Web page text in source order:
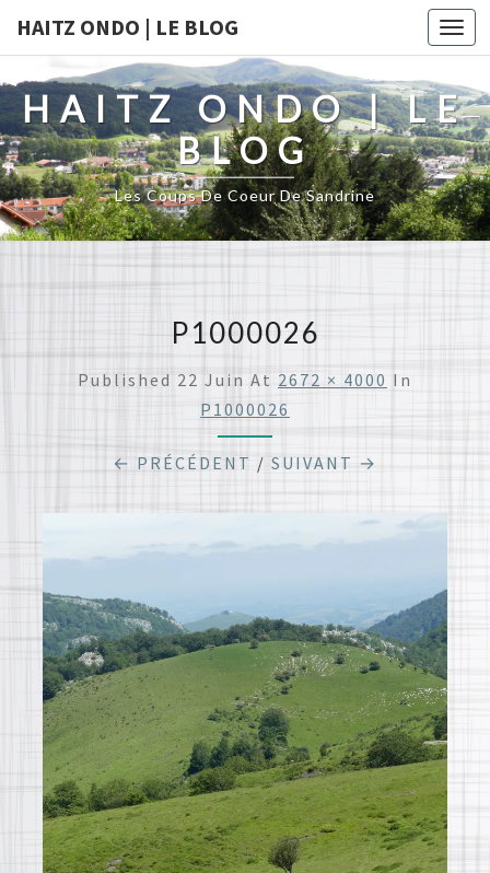
HAITZ ONDO | LE BLOG
HAITZ ONDO | LE
BLOG
Les Coups De Coeur De Sandrine
P1000026
Published 22 Juin At 2672 × 4000 In
P1000026
← PRÉCÉDENT / SUIVANT →